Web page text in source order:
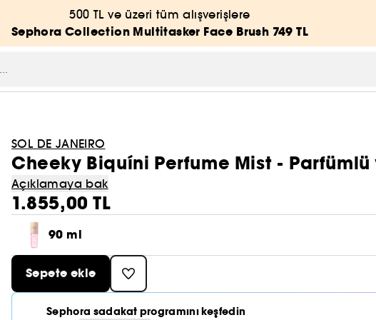
500 TL ve üzeri tüm alışverişlere
Sephora Collection Multitasker Face Brush 749 TL
SOL DE JANEIRO
Cheeky Biquíni Perfume Mist -
Açıklamaya bak
1.855,00 TL
90 ml
Sepete ekle
Sephora sadakat programını keşfedin